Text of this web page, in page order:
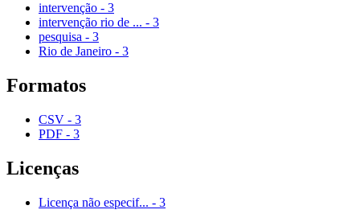
intervenção - 3
intervenção rio de ... - 3
pesquisa - 3
Rio de Janeiro - 3
Formatos
CSV - 3
PDF - 3
Licenças
Licença não especif... - 3